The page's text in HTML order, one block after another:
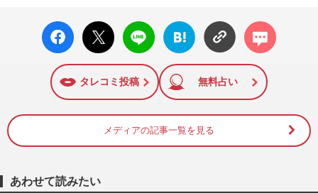
facebo
ok い
X ポス
ト
LINE
はてな
ブック
に追加
コメン
ト
タレコミ投稿 無料占い
メディアの記事一覧を見る
あわせて読みたい